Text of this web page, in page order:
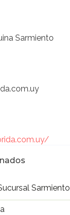
Sarmiento
Sarmiento